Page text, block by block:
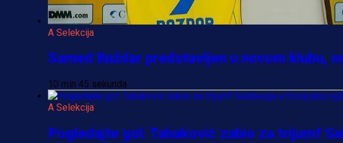
A Selekcija
Samed Baždar predstavljen u novom klubu,
10 min 45 sekunda
A Selekcija
Pogledajte gol: Tabaković zabio za trijumf